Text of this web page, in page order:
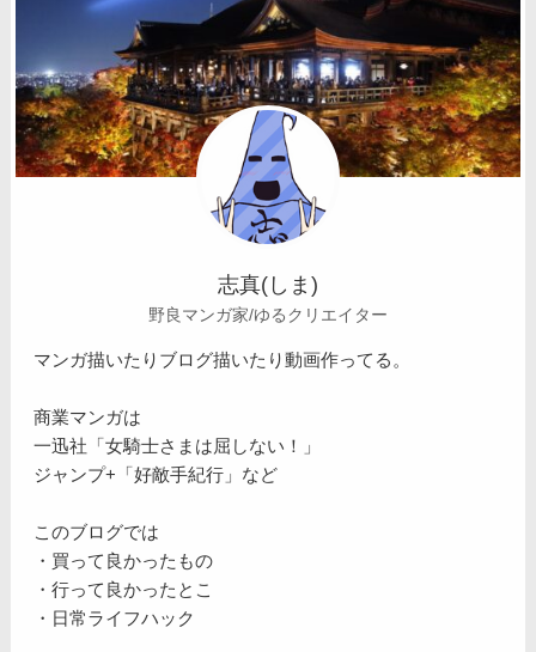
志真(しま)
野良マンガ家/ゆるクリエイター
マンガ描いたりブログ描いたり動画作ってる。
商業マンガは
一迅社「女騎士さまは屈しない！」
ジャンプ+「好敵手紀行」など
このブログでは
・買って良かったもの
・行って良かったとこ
・日常ライフハック